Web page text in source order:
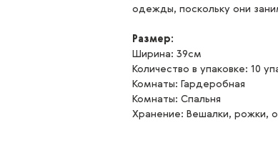
одежды, поскольку они
Размер:
Ширина: 39см
Количество в упаковке: 10
Комнаты: Гардеробная
Комнаты: Спальня
Хранение: Вешалки, рожки,